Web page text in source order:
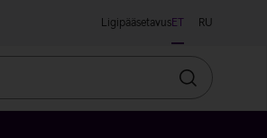
LigipääsetavusET RU
Otsin